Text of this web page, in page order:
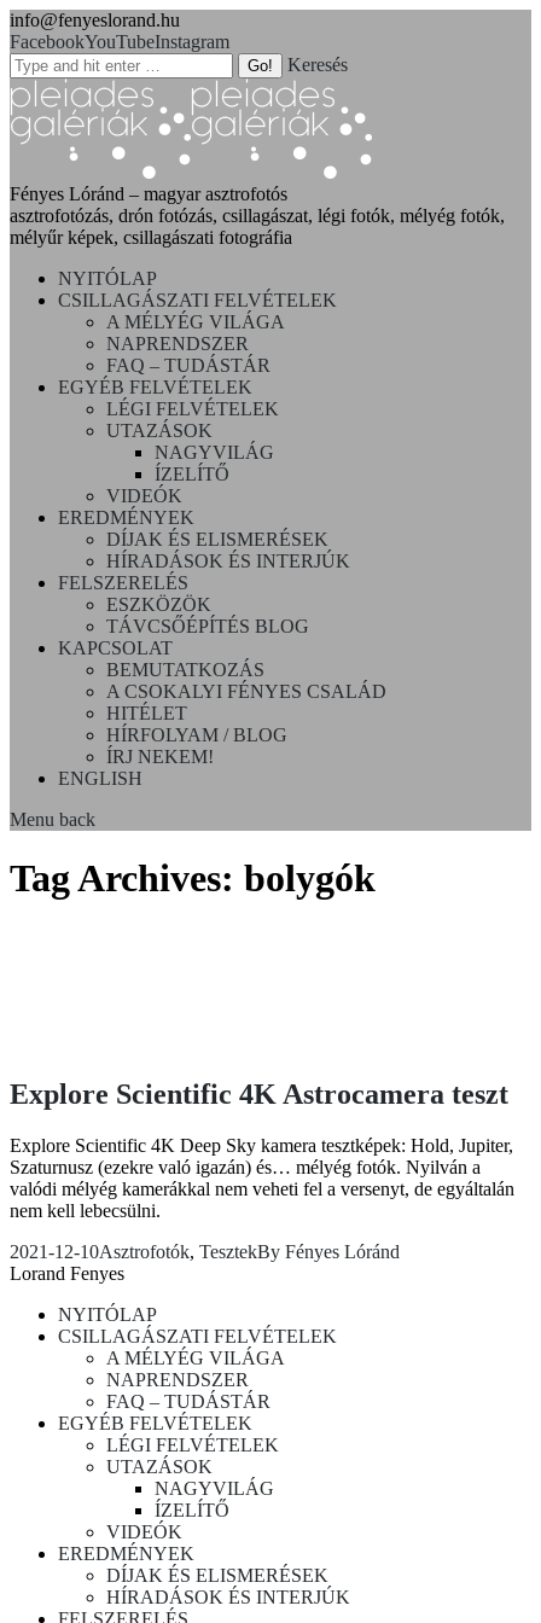
info@fenyeslorand.hu
FacebookYouTubeInstagram
Keresés
Fényes Lóránd – magyar asztrofotós
asztrofotózás, drón fotózás, csillagászat, légi fotók, mélyég fotók,
mélyűr képek, csillagászati fotográfia
NYITÓLAP
CSILLAGÁSZATI FELVÉTELEK
A MÉLYÉG VILÁGA
NAPRENDSZER
FAQ – TUDÁSTÁR
EGYÉB FELVÉTELEK
LÉGI FELVÉTELEK
UTAZÁSOK
NAGYVILÁG
ÍZELÍTŐ
VIDEÓK
EREDMÉNYEK
DÍJAK ÉS ELISMERÉSEK
HÍRADÁSOK ÉS INTERJÚK
FELSZERELÉS
ESZKÖZÖK
TÁVCSŐÉPÍTÉS BLOG
KAPCSOLAT
BEMUTATKOZÁS
A CSOKALYI FÉNYES CSALÁD
HITÉLET
HÍRFOLYAM / BLOG
ÍRJ NEKEM!
ENGLISH
Menu back
Tag Archives: bolygók
Explore Scientific 4K Astrocamera teszt
Explore Scientific 4K Deep Sky kamera tesztképek: Hold, Jupiter,
Szaturnusz (ezekre való igazán) és… mélyég fotók. Nyilván a
valódi mélyég kamerákkal nem veheti fel a versenyt, de egyáltalán
nem kell lebecsülni.
2021-12-10Asztrofotók, TesztekBy Fényes Lóránd
Lorand Fenyes
NYITÓLAP
CSILLAGÁSZATI FELVÉTELEK
A MÉLYÉG VILÁGA
NAPRENDSZER
FAQ – TUDÁSTÁR
EGYÉB FELVÉTELEK
LÉGI FELVÉTELEK
UTAZÁSOK
NAGYVILÁG
ÍZELÍTŐ
VIDEÓK
EREDMÉNYEK
DÍJAK ÉS ELISMERÉSEK
HÍRADÁSOK ÉS INTERJÚK